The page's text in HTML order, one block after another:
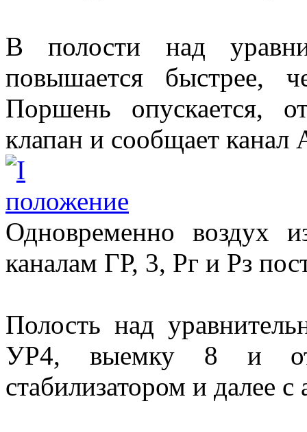
В полости над
повышается быстрее,
Поршень опускается,
клапан и сообщает канал
Одновременно воздух
каналам ГР, 3, Рг и Рз
Полость над
УР4, выемку 8 и
стабилизатором и далее